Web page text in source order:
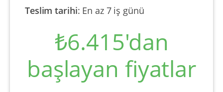
Teslim tarihi: En az 7 iş günü
₺6.415'dan
başlayan fiyatlar